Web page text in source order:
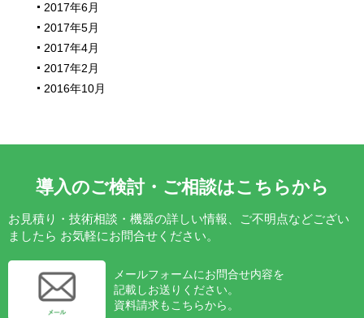
2017年6月
2017年5月
2017年4月
2017年2月
2016年10月
導入のご検討・ご相談はこちらから
お見積り・技術相談・機器の詳しい情報、ご不明点などござい
ましたら お気軽にお問合せください。
メールフォームにお問合せ内容を
記載しお送りください。
資料請求もこちらから。